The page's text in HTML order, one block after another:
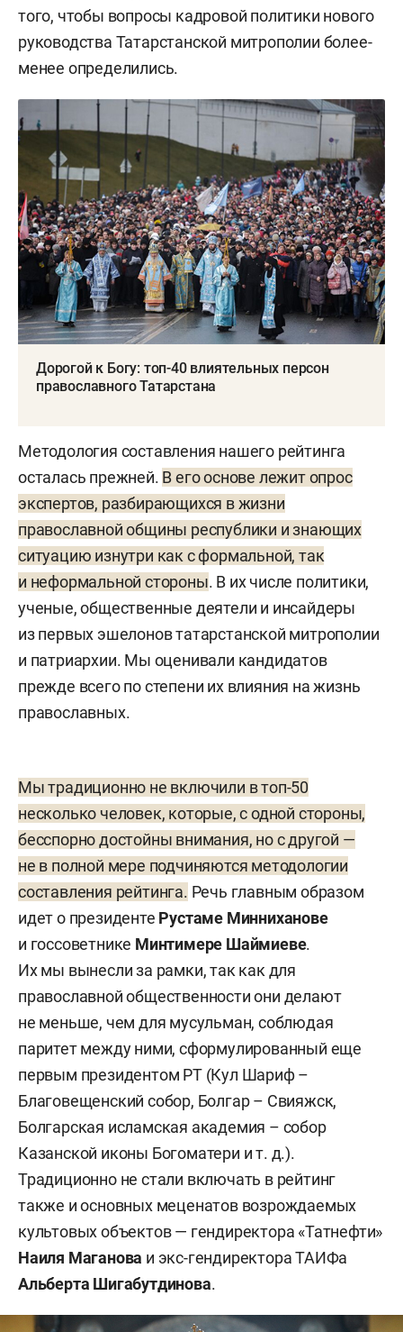
того, чтобы вопросы кадровой политики нового
руководства Татарстанской митрополии более-
менее определились.
Дорогой к Богу: топ-40 влиятельных персон
православного Татарстана
Методология составления нашего рейтинга
осталась прежней. В его основе лежит опрос
экспертов, разбирающихся в жизни
православной общины республики и знающих
ситуацию изнутри как с формальной, так
и неформальной стороны. В их числе политики,
ученые, общественные деятели и инсайдеры
из первых эшелонов татарстанской митрополии
и патриархии. Мы оценивали кандидатов
прежде всего по степени их влияния на жизнь
православных.
Мы традиционно не включили в топ-50
несколько человек, которые, с одной стороны,
бесспорно достойны внимания, но с другой —
не в полной мере подчиняются методологии
составления рейтинга. Речь главным образом
идет о президенте Рустаме Минниханове
и госсоветнике Минтимере Шаймиеве.
Их мы вынесли за рамки, так как для
православной общественности они делают
не меньше, чем для мусульман, соблюдая
паритет между ними, сформулированный еще
первым президентом РТ (Кул Шариф –
Благовещенский собор, Болгар – Свияжск,
Болгарская исламская академия – собор
Казанской иконы Богоматери и т. д.).
Традиционно не стали включать в рейтинг
также и основных меценатов возрождаемых
культовых объектов — гендиректора «Татнефти»
Наиля Маганова и экс-гендиректора ТАИФа
Альберта Шигабутдинова.